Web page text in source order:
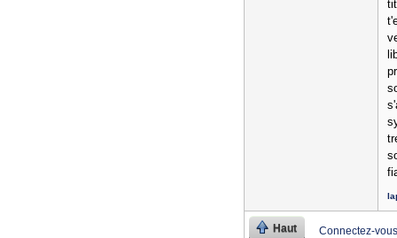
Haut Connectez-vous